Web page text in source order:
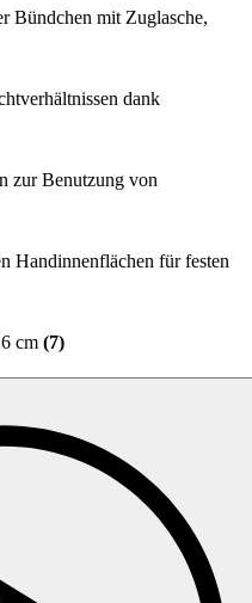
Bündchen mit Zuglasche,
dank
zur Benutzung von
Handinnenflächen für festen
cm (7)